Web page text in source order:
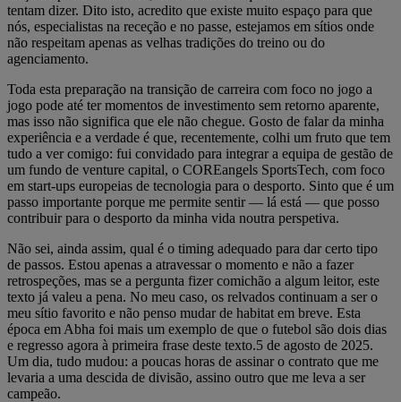
tentam dizer. Dito isto, acredito que existe muito espaço para que
nós, especialistas na receção e no passe, estejamos em sítios onde
não respeitam apenas as velhas tradições do treino ou do
agenciamento.
Toda esta preparação na transição de carreira com foco no jogo a
jogo pode até ter momentos de investimento sem retorno aparente,
mas isso não significa que ele não chegue. Gosto de falar da minha
experiência e a verdade é que, recentemente, colhi um fruto que tem
tudo a ver comigo: fui convidado para integrar a equipa de gestão de
um fundo de venture capital, o COREangels SportsTech, com foco
em start-ups europeias de tecnologia para o desporto. Sinto que é um
passo importante porque me permite sentir — lá está — que posso
contribuir para o desporto da minha vida noutra perspetiva.
Não sei, ainda assim, qual é o timing adequado para dar certo tipo
de passos. Estou apenas a atravessar o momento e não a fazer
retrospeções, mas se a pergunta fizer comichão a algum leitor, este
texto já valeu a pena. No meu caso, os relvados continuam a ser o
meu sítio favorito e não penso mudar de habitat em breve. Esta
época em Abha foi mais um exemplo de que o futebol são dois dias
e regresso agora à primeira frase deste texto.5 de agosto de 2025.
Um dia, tudo mudou: a poucas horas de assinar o contrato que me
levaria a uma descida de divisão, assino outro que me leva a ser
campeão.